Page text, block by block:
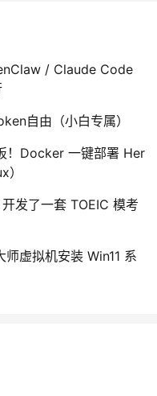
/ Claude Code
自由（小白专属）
！Docker 一键部署 Her
发了一套 TOEIC 模考
虚拟机安装 Win11 系